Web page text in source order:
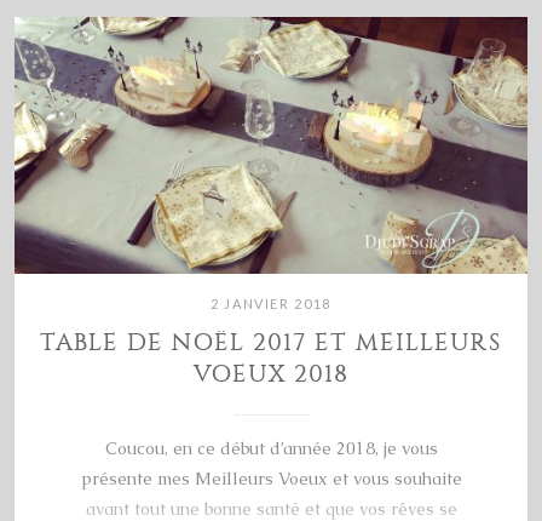
2 JANVIER 2018
TABLE DE NOËL 2017 ET MEILLEURS
VOEUX 2018
Coucou, en ce début d’année 2018, je vous
présente mes Meilleurs Voeux et vous souhaite
avant tout une bonne santé et que vos rêves se